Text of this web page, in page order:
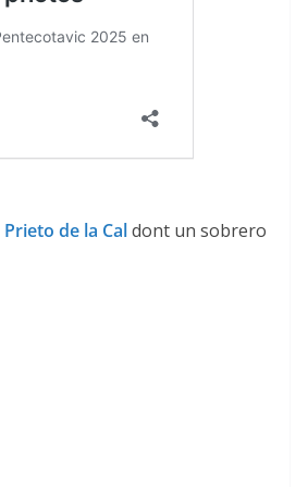
Prieto de la Caldont un sobrero